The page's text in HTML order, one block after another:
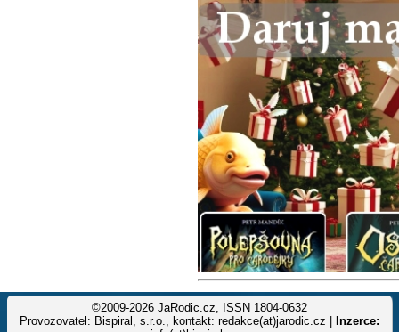
©2009-2026 JaRodic.cz, ISSN 1804-0632
Provozovatel: Bispiral, s.r.o., kontakt: redakce(at)jarodic.cz |
Inzerce: